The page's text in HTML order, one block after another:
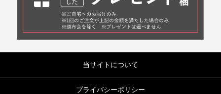
当サイトについて
プライバシーポリシー